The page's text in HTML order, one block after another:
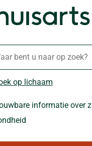
op lichaam
informatie over